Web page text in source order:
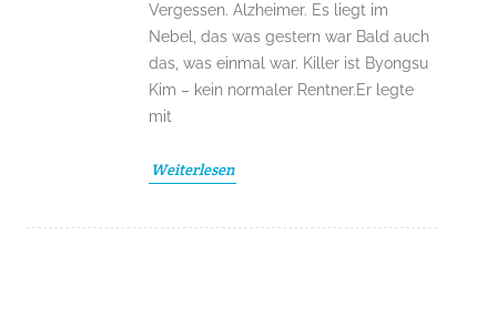
Vergessen. Alzheimer. Es liegt im
Nebel, das was gestern war Bald auch
das, was einmal war. Killer ist Byongsu
Kim – kein normaler Rentner.Er legte
mit
Weiterlesen